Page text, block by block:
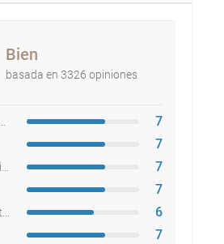
Bien
basada en 3326 opiniones
7
7
7
7
6
7